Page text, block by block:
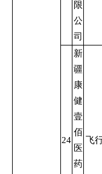
限
公
司
24
新
疆
康
健
壹
佰
医
药
飞